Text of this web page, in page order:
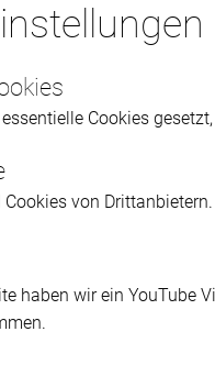
Cookies
von
haben wir ein YouTube